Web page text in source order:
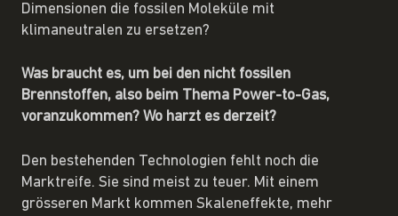
Dimensionen die fossilen Moleküle mit
klimaneutralen zu ersetzen?
Was braucht es, um bei den nicht fossilen
Brennstoffen, also beim Thema Power-to-Gas,
voranzukommen? Wo harzt es derzeit?
Den bestehenden Technologien fehlt noch die
Marktreife. Sie sind meist zu teuer. Mit einem
grösseren Markt kommen Skaleneffekte, mehr